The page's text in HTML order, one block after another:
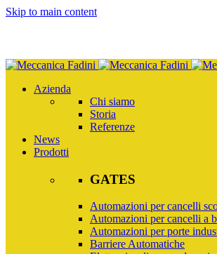
Skip to main content
Azienda
Chi siamo
Storia
Referenze
News
Prodotti
GATES
Automazioni per cancelli
Automazioni per cancelli a
Automazioni per porte
Barriere Automatiche